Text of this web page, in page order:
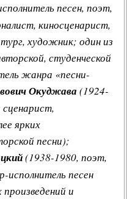
песен, поэт,
киносценарист,
художник; один из
студенческой
жанра «песни-
Окуджава (1924-
ярких
песни);
(1938-1980, поэт,
песен
и